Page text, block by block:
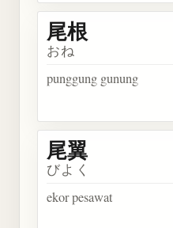
尾根
おね
punggung gunung
尾翼
びよく
ekor pesawat